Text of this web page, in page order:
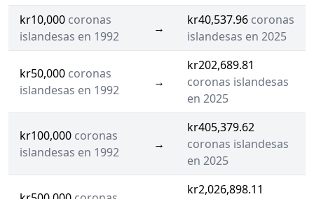
kr10,000 coronas
islandesas en 1992
→
kr40,537.96 coronas
islandesas en 2025
kr50,000 coronas
islandesas en 1992
→
kr202,689.81
coronas islandesas
en 2025
kr100,000 coronas
islandesas en 1992
→
kr405,379.62
coronas islandesas
en 2025
kr2,026,898.11